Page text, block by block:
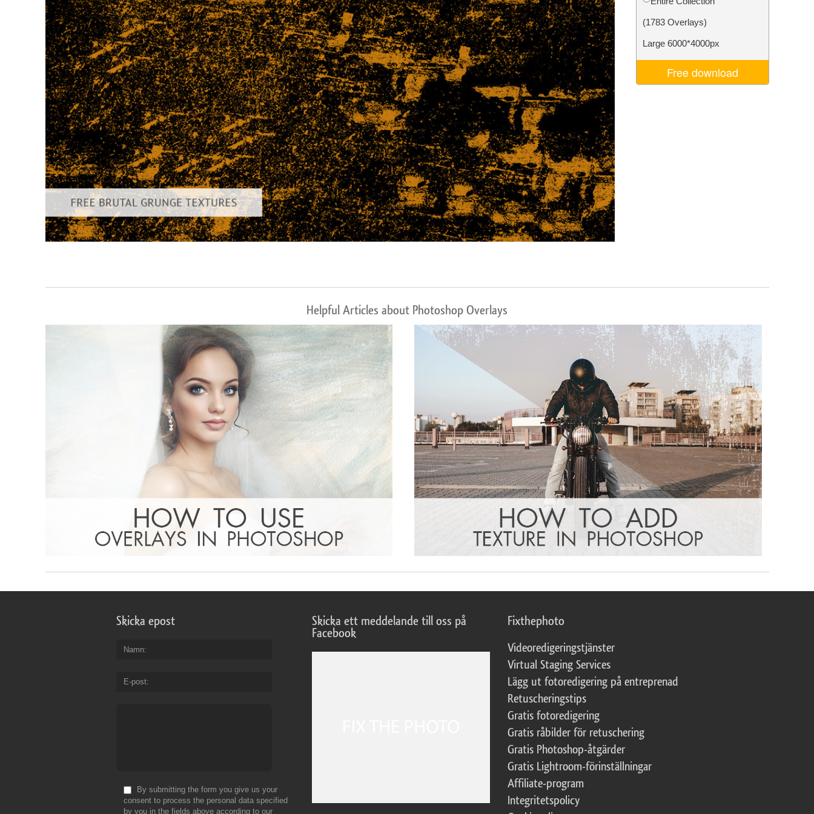
Produktfotoredigering Fotoredigering av smycken AI-träningsdata Video Editing Services
(1783 Overlays)
Large 6000*4000px
Free download
Helpful Articles about Photoshop Overlays
Skicka epost
Namn
E-post
By submitting the form you give us your
consent to process the personal data specified
by you in the fields above according to our
Skicka ett meddelande till oss på
Facebook
Fixthephoto
Videoredigeringstjänster
Virtual Staging Services
Lägg ut fotoredigering på entreprenad
Retuscheringstips
Gratis fotoredigering
Gratis råbilder för retuschering
Gratis Photoshop-åtgärder
Gratis Lightroom-förinställningar
Affiliate-program
Integritetspolicy